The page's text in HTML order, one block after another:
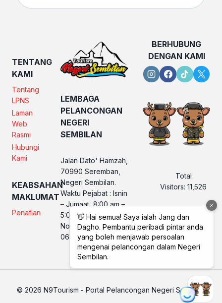
TENTANG
KAMI
Tentang
LPNS
Laman
Web
Rasmi
Hubungi
Kami
KEABSAHAN
MAKLUMAT
Penafian
LEMBAGA
PELANCONGAN
NEGERI
SEMBILAN
Jalan Dato' Hamzah,
70990 Seremban,
Negeri Sembilan.
Waktu Pejabat : Isnin
– Jumaat, 8:00 am –
5:00 pm
No. Telefon LPNS :
06 760 2560
BERHUBUNG
DENGAN KAMI
Total
Visitors: 11,526
© 2026 N9Tourism - Portal Pelancongan Negeri Sembilan